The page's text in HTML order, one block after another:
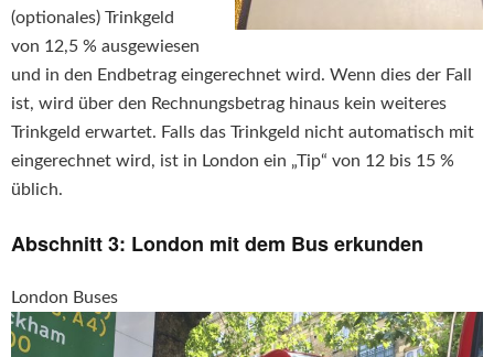
(optionales) Trinkgeld
von 12,5 % ausgewiesen
und in den Endbetrag eingerechnet wird. Wenn dies der Fall
ist, wird über den Rechnungsbetrag hinaus kein weiteres
Trinkgeld erwartet. Falls das Trinkgeld nicht automatisch mit
eingerechnet wird, ist in London ein „Tip“ von 12 bis 15 %
üblich.
Abschnitt 3: London mit dem Bus erkunden
London Buses